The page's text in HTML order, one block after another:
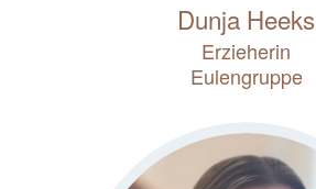
Dunja Heeks
Erzieherin
Eulengruppe